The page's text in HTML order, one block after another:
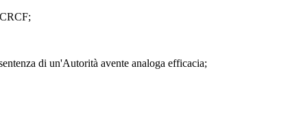
di un'Autorità avente analoga efficacia;